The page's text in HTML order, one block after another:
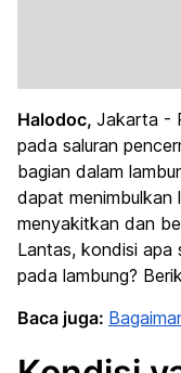
Halodoc, Jakarta -
pada saluran
bagian dalam
dapat menimbulkan
menyakitkan dan
Lantas, kondisi apa
pada lambung?
Baca juga: